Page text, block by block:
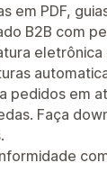
em PDF,
B2B com
eletrônica
pedidos em
Faça
com